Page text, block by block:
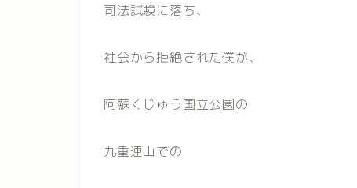
司法試験に落ち、
社会から拒絶された僕が、
阿蘇くじゅう国立公園の
九重連山での